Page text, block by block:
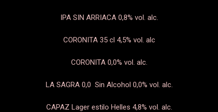
IPA SIN ARRIACA 0,8% vol. alc.
CORONITA 35 cl 4,5% vol. alc
CORONITA 0,0% vol. alc.
LA SAGRA 0,0 Sin Alcohol 0,0% vol. alc.
CAPAZ Lager estilo Helles 4,8% vol. alc.